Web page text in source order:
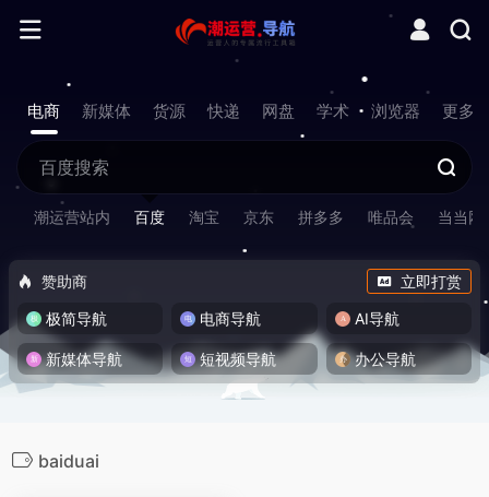
电商 新媒体 货源 快递 网盘 学术 浏览器 更多
潮运营站内 百度 淘宝 京东 拼多多 唯品会 当当网
赞助商
立即打赏
极简导航
电商导航 AI导航
新媒体导航 短视频导航 办公导航
baiduai